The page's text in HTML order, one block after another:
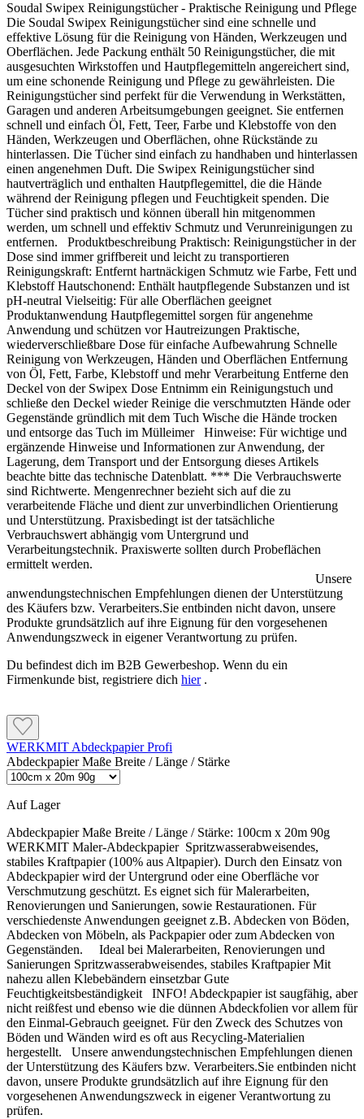
Soudal Swipex Reinigungstücher - Praktische Reinigung und Pflege
Die Soudal Swipex Reinigungstücher sind eine schnelle und
effektive Lösung für die Reinigung von Händen, Werkzeugen und
Oberflächen. Jede Packung enthält 50 Reinigungstücher, die mit
ausgesuchten Wirkstoffen und Hautpflegemitteln angereichert sind,
um eine schonende Reinigung und Pflege zu gewährleisten. Die
Reinigungstücher sind perfekt für die Verwendung in Werkstätten,
Garagen und anderen Arbeitsumgebungen geeignet. Sie entfernen
schnell und einfach Öl, Fett, Teer, Farbe und Klebstoffe von den
Händen, Werkzeugen und Oberflächen, ohne Rückstände zu
hinterlassen. Die Tücher sind einfach zu handhaben und hinterlassen
einen angenehmen Duft. Die Swipex Reinigungstücher sind
hautverträglich und enthalten Hautpflegemittel, die die Hände
während der Reinigung pflegen und Feuchtigkeit spenden. Die
Tücher sind praktisch und können überall hin mitgenommen
werden, um schnell und effektiv Schmutz und Verunreinigungen zu
entfernen. Produktbeschreibung Praktisch: Reinigungstücher in der
Dose sind immer griffbereit und leicht zu transportieren
Reinigungskraft: Entfernt hartnäckigen Schmutz wie Farbe, Fett und
Klebstoff Hautschonend: Enthält hautpflegende Substanzen und ist
pH-neutral Vielseitig: Für alle Oberflächen geeignet
Produktanwendung Hautpflegemittel sorgen für angenehme
Anwendung und schützen vor Hautreizungen Praktische,
wiederverschließbare Dose für einfache Aufbewahrung Schnelle
Reinigung von Werkzeugen, Händen und Oberflächen Entfernung
von Öl, Fett, Farbe, Klebstoff und mehr Verarbeitung Entferne den
Deckel von der Swipex Dose Entnimm ein Reinigungstuch und
schließe den Deckel wieder Reinige die verschmutzten Hände oder
Gegenstände gründlich mit dem Tuch Wische die Hände trocken
und entsorge das Tuch im Mülleimer Hinweise: Für wichtige und
ergänzende Hinweise und Informationen zur Anwendung, der
Lagerung, dem Transport und der Entsorgung dieses Artikels
beachte bitte das technische Datenblatt. *** Die Verbrauchswerte
sind Richtwerte. Mengenrechner bezieht sich auf die zu
verarbeitende Fläche und dient zur unverbindlichen Orientierung
und Unterstützung. Praxisbedingt ist der tatsächliche
Verbrauchswert abhängig vom Untergrund und
Verarbeitungstechnik. Praxiswerte sollten durch Probeflächen
ermittelt werden.
Unsere
anwendungstechnischen Empfehlungen dienen der Unterstützung
des Käufers bzw. Verarbeiters.Sie entbinden nicht davon, unsere
Produkte grundsätzlich auf ihre Eignung für den vorgesehenen
Anwendungszweck in eigener Verantwortung zu prüfen.
Du befindest dich im B2B Gewerbeshop. Wenn du ein
Firmenkunde bist, registriere dich hier.
WERKMIT Abdeckpapier Profi
Abdeckpapier Maße Breite / Länge / Stärke
Auf Lager
Abdeckpapier Maße Breite / Länge / Stärke: 100cm x 20m 90g
WERKMIT Maler-Abdeckpapier Spritzwasserabweisendes,
stabiles Kraftpapier (100% aus Altpapier). Durch den Einsatz von
Abdeckpapier wird der Untergrund oder eine Oberfläche vor
Verschmutzung geschützt. Es eignet sich für Malerarbeiten,
Renovierungen und Sanierungen, sowie Restaurationen. Für
verschiedenste Anwendungen geeignet z.B. Abdecken von Böden,
Abdecken von Möbeln, als Packpapier oder zum Abdecken von
Gegenständen. Ideal bei Malerarbeiten, Renovierungen und
Sanierungen Spritzwasserabweisendes, stabiles Kraftpapier Mit
nahezu allen Klebebändern einsetzbar Gute
Feuchtigkeitsbeständigkeit INFO! Abdeckpapier ist saugfähig, aber
nicht reißfest und ebenso wie die dünnen Abdeckfolien vor allem für
den Einmal-Gebrauch geeignet. Für den Zweck des Schutzes von
Böden und Wänden wird es oft aus Recycling-Materialien
hergestellt. Unsere anwendungstechnischen Empfehlungen dienen
der Unterstützung des Käufers bzw. Verarbeiters.Sie entbinden nicht
davon, unsere Produkte grundsätzlich auf ihre Eignung für den
vorgesehenen Anwendungszweck in eigener Verantwortung zu
prüfen.